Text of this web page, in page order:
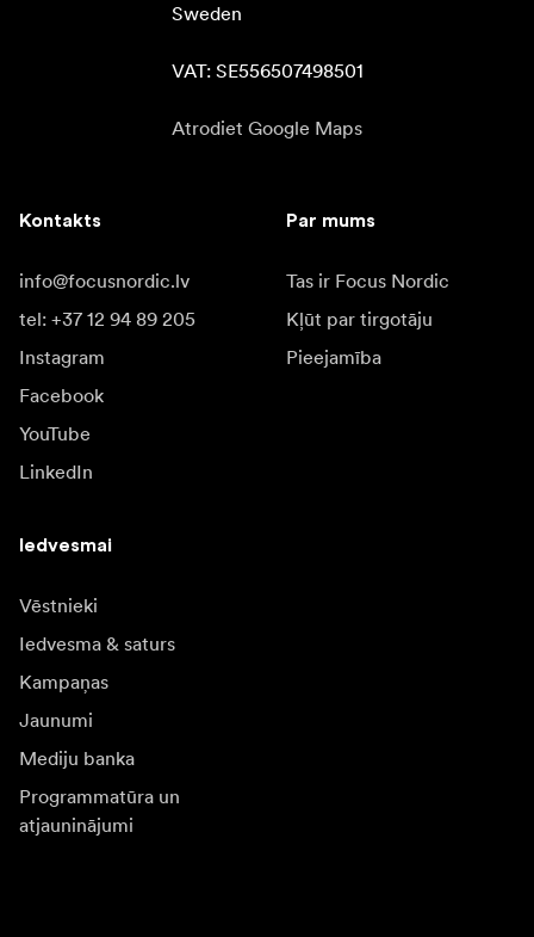
Sweden
VAT: SE556507498501
Atrodiet Google Maps
Kontakts
info@focusnordic.lv
tel: +37 12 94 89 205
Instagram
Facebook
YouTube
LinkedIn
Par mums
Tas ir Focus Nordic
Kļūt par tirgotāju
Pieejamība
Iedvesmai
Vēstnieki
Iedvesma & saturs
Kampaņas
Jaunumi
Mediju banka
Programmatūra un
atjauninājumi